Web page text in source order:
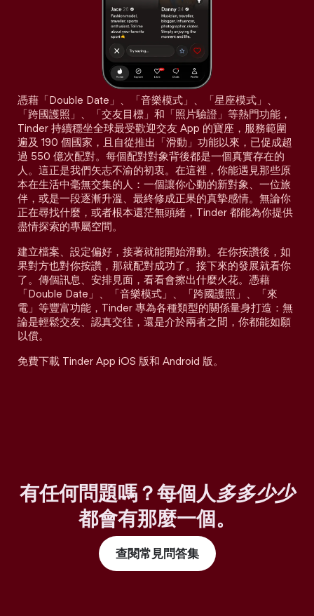
憑藉「Double Date」、「音樂模式」、「星座模式」、
「跨國護照」、「交友目標」和「照片驗證」等熱門功能，
Tinder 持續穩坐全球最受歡迎交友 App 的寶座，服務範圍
遍及 190 個國家，且自從推出「滑動」功能以來，已促成超
過 550 億次配對。每個配對對象背後都是一個真實存在的
人。這正是我們矢志不渝的初衷。在這裡，你能遇見那些原
本在生活中毫無交集的人：一個讓你心動的新對象、一位旅
伴，或是一段逐漸升溫、最終修成正果的真摯感情。無論你
正在尋找什麼，或者根本還茫無頭緒，Tinder 都能為你提供
盡情探索的專屬空間。
建立檔案、設定偏好，接著就能開始滑動。在你按讚後，如
果對方也對你按讚，那就配對成功了。接下來的發展就看你
了。傳個訊息、安排見面，看看會擦出什麼火花。憑藉
「Double Date」、「音樂模式」、「跨國護照」、「來
電」等豐富功能，Tinder 專為各種類型的關係量身打造：無
論是輕鬆交友、認真交往，還是介於兩者之間，你都能如願
以償。
免費下載 Tinder App iOS 版和 Android 版。
有任何問題嗎？每個人多多少少
都會有那麼一個。
查閱常見問答集